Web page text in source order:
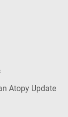
Atopy Update